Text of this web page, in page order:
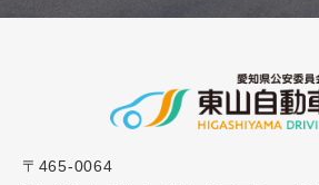
〒465-0064